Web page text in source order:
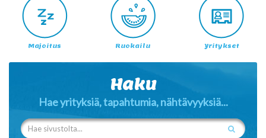
Majoitus Ruokailu Yritykset
Haku
Hae yrityksiä, tapahtumia, nähtävyyksiä...